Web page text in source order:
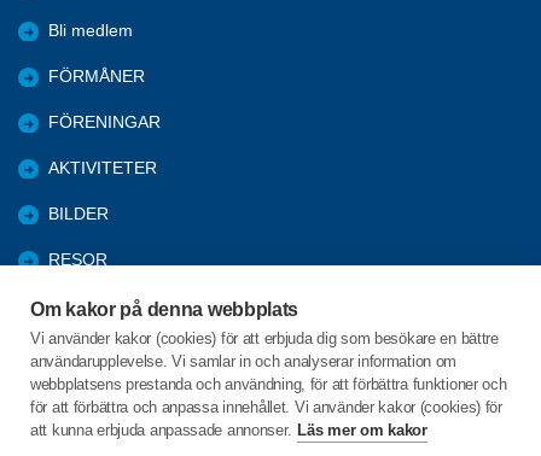
Om kakor på denna webbplats
Vi använder kakor (cookies) för att erbjuda dig som besökare en bättre
användarupplevelse. Vi samlar in och analyserar information om
webbplatsens prestanda och användning, för att förbättra funktioner och
för att förbättra och anpassa innehållet. Vi använder kakor (cookies) för
att kunna erbjuda anpassade annonser. Läs mer om kakor
Bli medlem
FÖRMÅNER
FÖRENINGAR
AKTIVITETER
BILDER
RESOR
KPR INFORMATION
UTBILDNING
PROGRAM VÅREN 2026